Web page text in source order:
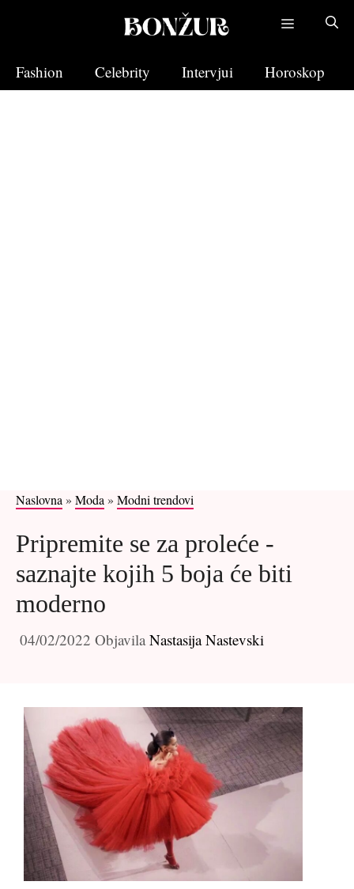
Fashion
Celebrity Intervjui Horoskop
Naslovna » Moda » Modni trendovi
Pripremite se za proleće -
saznajte kojih 5 boja će biti
moderno
04/02/2022 Objavila Nastasija Nastevski